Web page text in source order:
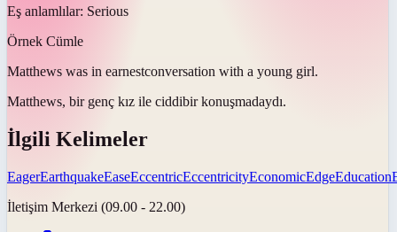
Eş anlamlılar: Serious
Örnek Cümle
Matthews was in earnestconversation with a young girl.
Matthews, bir genç kız ile ciddibir konuşmadaydı.
İlgili Kelimeler
EagerEarthquakeEaseEccentricEccentricityEconomicEdgeEducation
İletişim Merkezi (09.00 - 22.00)